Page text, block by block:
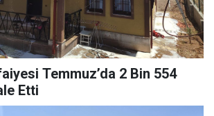
Temmuz’da 2 Bin 554
Etti